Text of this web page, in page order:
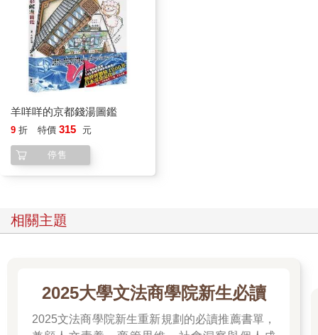
譬如山形縣最上郡戶澤村有個地方叫做「今神溫泉」，這地方同
時還有一個現代很少聽到的別名，叫做「念佛溫泉」。因為從前
到這裡來進行湯治的患者必須一面泡湯一面念佛。（現已停業，
不再對外開放。）
●風呂屋與湯屋
到離家幾十秒距離的錢湯去洗澡。通往錢湯的路上，就算穿著睡
衣也不會有人投以奇異的眼光。可能因為當時大家都認為「錢湯
記得那時大家都把「錢湯」叫做「風呂屋」，去錢湯洗澡則說成
是「去泡湯」。「風呂」這個名詞本來的意思是指蒸汽浴，也就
叫做「石風呂」，入浴方式有很多種，譬如先將熱氣送進室內，
等內部充滿高溫氣體後才進去洗浴，或是像是東大寺那樣建造一
間大湯屋，中央放置燒煮滾水的大鍋，等室內充滿水蒸汽再進入
沐浴。
羊咩咩的京都錢湯圖鑑
9 折 特價 315 元
停售
相關主題
2025大學文法商學院新生必讀
2025文法商學院新生重新規劃的必讀推薦書單，